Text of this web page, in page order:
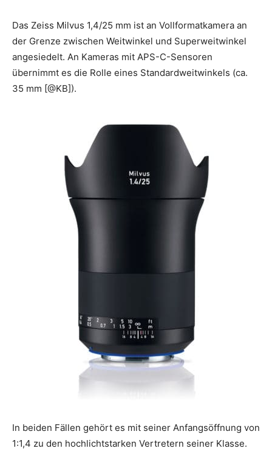
Das Zeiss Milvus 1,4/25 mm ist an Vollformatkamera an
der Grenze zwischen Weitwinkel und Superweitwinkel
angesiedelt. An Kameras mit APS-C-Sensoren
übernimmt es die Rolle eines Standardweitwinkels (ca.
35 mm [@KB]).
In beiden Fällen gehört es mit seiner Anfangsöffnung von
1:1,4 zu den hochlichtstarken Vertretern seiner Klasse.